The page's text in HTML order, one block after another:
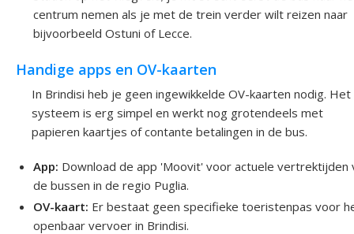
centrum nemen als je met de trein verder wilt reizen naar
bijvoorbeeld Ostuni of Lecce.
Handige apps en OV-kaarten
In Brindisi heb je geen ingewikkelde OV-kaarten nodig. Het
systeem is erg simpel en werkt nog grotendeels met
papieren kaartjes of contante betalingen in de bus.
App: Download de app 'Moovit' voor actuele vertrektijden
de bussen in de regio Puglia.
OV-kaart: Er bestaat geen specifieke toeristenpas voor
openbaar vervoer in Brindisi.